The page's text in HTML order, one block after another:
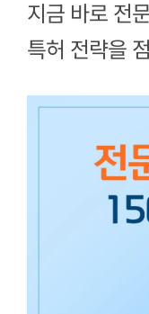
지금 바로 전
특허 전략을